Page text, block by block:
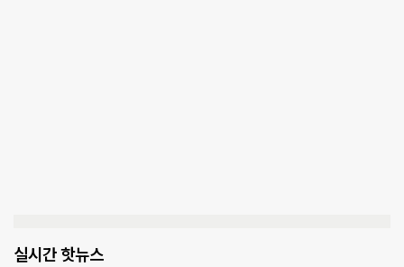
실시간 핫뉴스